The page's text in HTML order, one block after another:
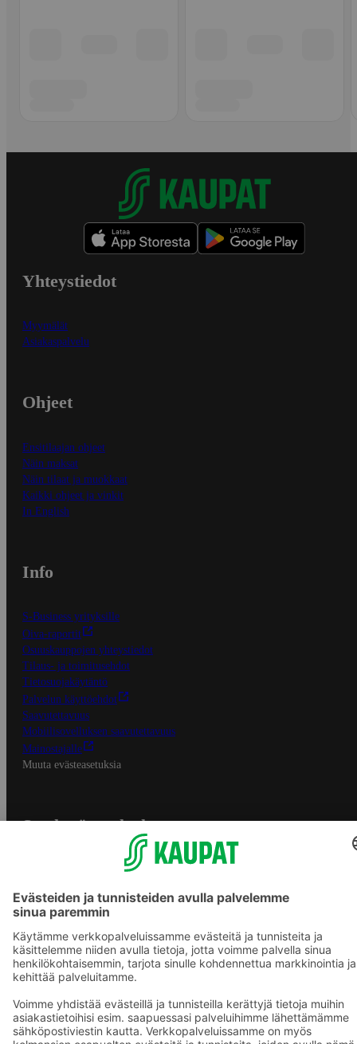
Yhteystiedot
Myymälät
Asiakaspalvelu
Ohjeet
Ensitilaajan ohjeet
Näin maksat
Näin tilaat ja muokkaat
Kaikki ohjeet ja vinkit
In English
Info
S-Business yrityksille
Oiva-raportit
Osuuskauppojen yhteystiedot
Tilaus- ja toimitusehdot
Tietosuojakäytäntö
Palvelun käyttöehdot
Saavutettavuus
Mobiilisovelluksen saavutettavuus
Mainostajalle
Muuta evästeasetuksia
S-ryhmän palvelut
Yhteishyvä Ruoka -sovellus
Prisma.fi
Sokos.fi
S-Pankki
Sokos Hotels
Raflaamo